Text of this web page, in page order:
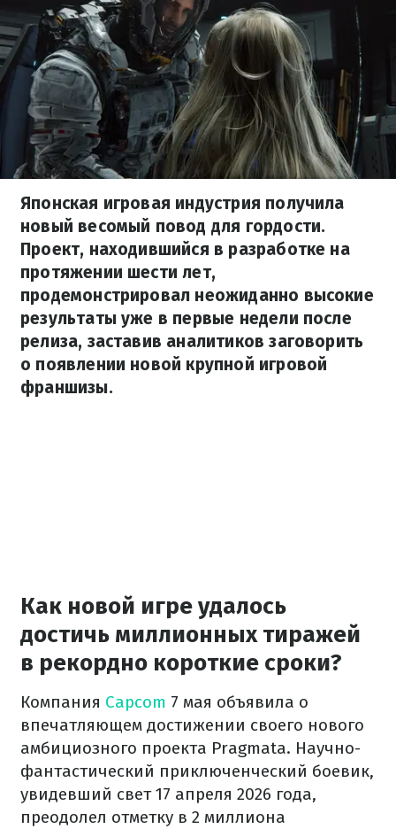
Японская игровая индустрия получила
новый весомый повод для гордости.
Проект, находившийся в разработке на
протяжении шести лет,
продемонстрировал неожиданно высокие
результаты уже в первые недели после
релиза, заставив аналитиков заговорить
о появлении новой крупной игровой
франшизы.
Как новой игре удалось
достичь миллионных тиражей
в рекордно короткие сроки?
Компания Capcom 7 мая объявила о
впечатляющем достижении своего нового
амбициозного проекта Pragmata. Научно-
фантастический приключенческий боевик,
увидевший свет 17 апреля 2026 года,
преодолел отметку в 2 миллиона